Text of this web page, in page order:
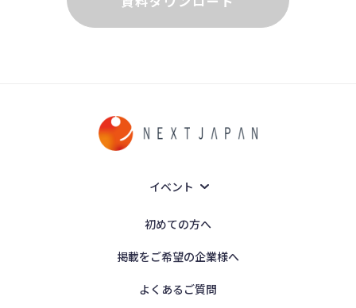
イベント
初めての方へ
掲載をご希望の企業様へ
よくあるご質問